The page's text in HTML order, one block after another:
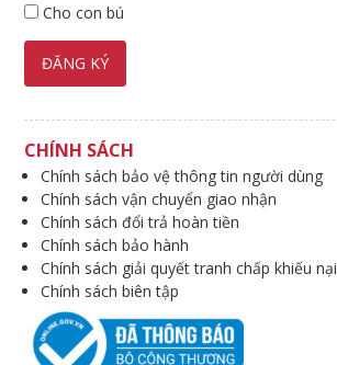
Cho con bú
CHÍNH SÁCH
Chính sách bảo vệ thông tin người dùng
Chính sách vận chuyển giao nhận
Chính sách đổi trả hoàn tiền
Chính sách bảo hành
Chính sách giải quyết tranh chấp khiếu nại
Chính sách biên tập